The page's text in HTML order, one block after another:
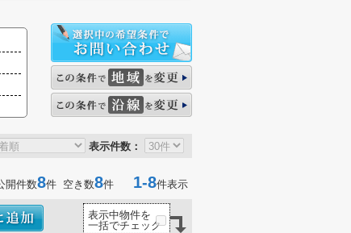
表示件数：
開件数8件 空き数8件 1-8件表示
表示中物件を
一括でチェック